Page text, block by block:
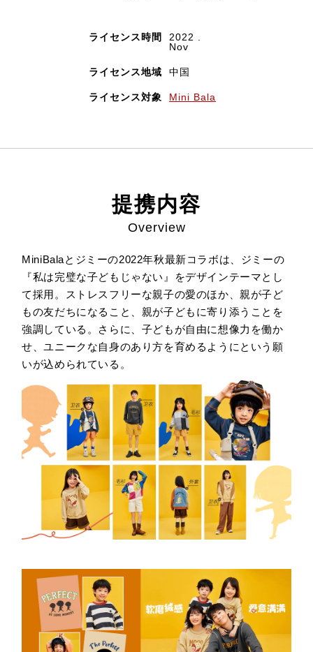
ライセンス時間
2022 .
Nov
ライセンス地域 中国
ライセンス対象 Mini Bala
提携内容
Overview
MiniBalaとジミーの2022年秋最新コラボは、ジミーの
『私は完璧な子どもじゃない』をデザインテーマとし
て採用。ストレスフリーな親子の愛のほか、親が子ど
もの友だちになること、親が子どもに寄り添うことを
強調している。さらに、子どもが自由に想像力を働か
せ、ユニークな自身のあり方を育めるようにという願
いが込められている。